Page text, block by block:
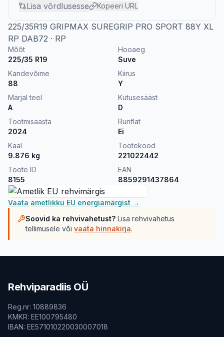
Lisa võrdlusesse Kopeeri URL
225/35R19 GRIPMAX SUREGRIP PRO SPORT 88Y XL
RP DAB72 · RP
Mõõt
225/35 R19
Hooaeg
Suve
Kandevõime
88
Kiirus
Y
Märjal teel
A
Kütusesääst
D
Tootmisaasta
2024
Runflat
Ei
Kaal
9.876 kg
Tootekood
221022442
Toote ID
8155
EAN
8859291437864
Vaata ametlikku EU energiamärgist →
Soovid ka rehvivahetust? Lisa rehvivahetus
tellimusele või vaata hinnakirja.
Rehviparadiis OÜ
Reg.nr: 10889836
KMKR: EE100795480
IBAN: EE571010220030007018